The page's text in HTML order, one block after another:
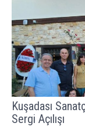
Kuşadası
Sergi Açılışı